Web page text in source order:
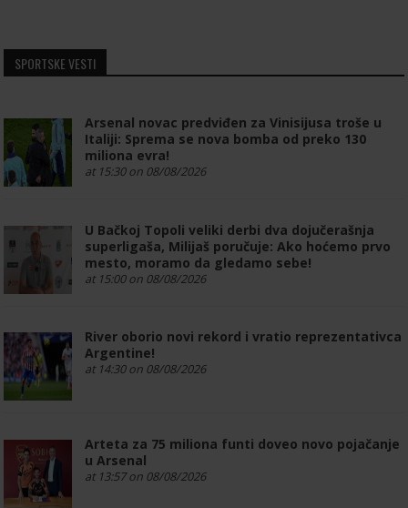
SPORTSKE VESTI
Arsenal novac predviđen za Vinisijusa troše u
Italiji: Sprema se nova bomba od preko 130
miliona evra!
at 15:30 on 08/08/2026
U Bačkoj Topoli veliki derbi dva dojučerašnja
superligaša, Milijaš poručuje: Ako hoćemo prvo
mesto, moramo da gledamo sebe!
at 15:00 on 08/08/2026
River oborio novi rekord i vratio reprezentativca
Argentine!
at 14:30 on 08/08/2026
Arteta za 75 miliona funti doveo novo pojačanje
u Arsenal
at 13:57 on 08/08/2026